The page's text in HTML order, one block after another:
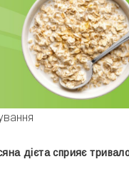
дієта сприяє